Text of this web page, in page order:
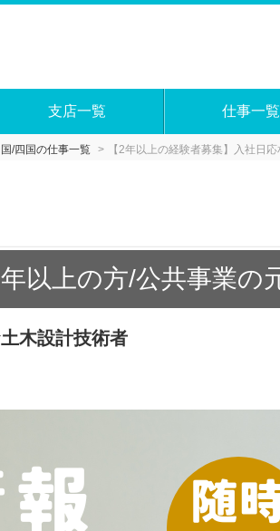
支店一覧 仕事一覧
/四国の仕事一覧 【2年以上の経験者募集】入社日
以上の方/公共事業の
木設計技術者